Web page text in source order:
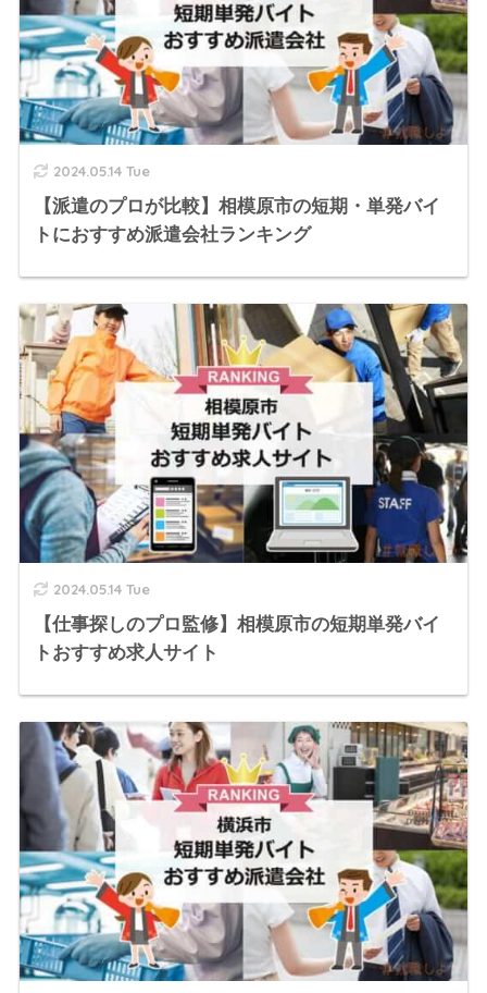
2024.05.14 Tue
【派遣のプロが比較】相模原市の短期・単発バイ
トにおすすめ派遣会社ランキング
2024.05.14 Tue
【仕事探しのプロ監修】相模原市の短期単発バイ
トおすすめ求人サイト